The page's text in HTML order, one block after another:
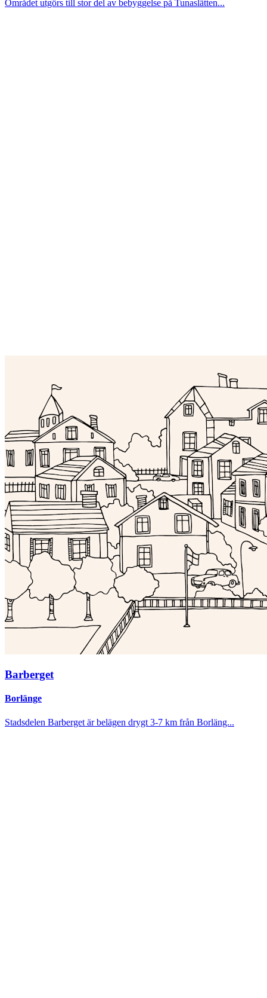
Området utgörs till stor del av bebyggelse på Tunaslätten...
Barberget
Borlänge
Stadsdelen Barberget är belägen drygt 3-7 km från Borläng...